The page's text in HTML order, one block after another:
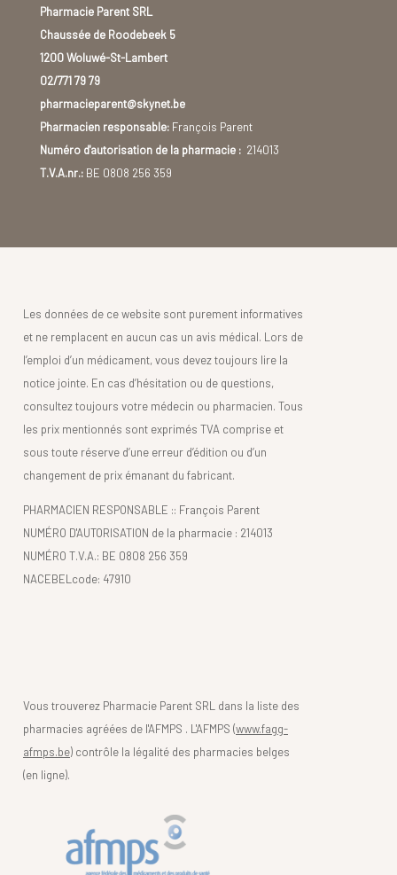
Pharmacie Parent SRL
Chaussée de Roodebeek 5
1200 Woluwé-St-Lambert
02/771 79 79
pharmacieparent@skynet.be
Pharmacien responsable:François Parent
Numéro d'autorisation de la pharmacie :214013
T.V.A.nr.:BE 0808 256 359
Les données de ce website sont purement informatives
et ne remplacent en aucun cas un avis médical. Lors de
l’emploi d’un médicament, vous devez toujours lire la
notice jointe. En cas d’hésitation ou de questions,
consultez toujours votre médecin ou pharmacien. Tous
les prix mentionnés sont exprimés TVA comprise et
sous toute réserve d’une erreur d’édition ou d’un
changement de prix émanant du fabricant.
PHARMACIEN RESPONSABLE :: François Parent
NUMÉRO D'AUTORISATION de la pharmacie : 214013
NUMÉRO T.V.A.: BE 0808 256 359
NACEBELcode: 47910
Vous trouverez Pharmacie Parent SRL dans la liste des
pharmacies agréées de l'AFMPS . L'AFMPS (www.fagg-
afmps.be) contrôle la légalité des pharmacies belges
(en ligne).